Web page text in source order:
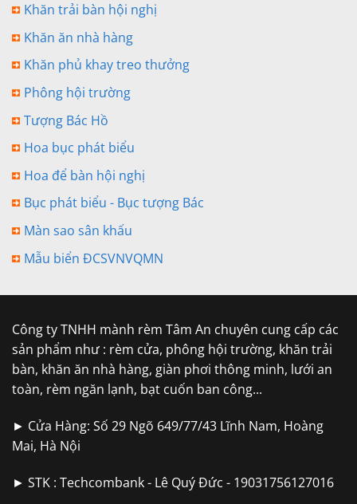
Khăn trải bàn hội nghị
Khăn ăn nhà hàng
Khăn phủ khay treo thưởng
Phông hội trường
Tượng Bác Hồ
Hoa bục phát biểu
Hoa để bàn hội nghị
Bục phát biểu - Bục tượng Bác
Màn sao sân khấu
Mẫu biển ĐCSVNVQMN
Công ty TNHH mành rèm Tâm An chuyên cung cấp các
sản phẩm như : rèm cửa, phông hội trường, khăn trải
bàn, khăn ăn nhà hàng, giàn phơi thông minh, lưới an
toàn, rèm ngăn lạnh, bạt cuốn ban công...
► Cửa Hàng: Số 29 Ngõ 649/77/43 Lĩnh Nam, Hoàng
Mai, Hà Nội
► STK : Techcombank - Lê Quý Đức - 19031756127016